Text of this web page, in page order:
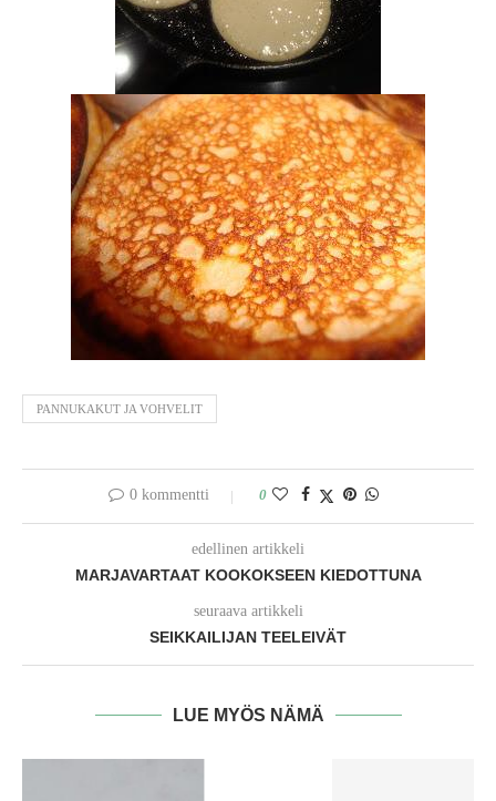
PANNUKAKUT JA VOHVELIT
0 kommentti 0
edellinen artikkeli
MARJAVARTAAT KOOKOKSEEN KIEDOTTUNA
seuraava artikkeli
SEIKKAILIJAN TEELEIVÄT
LUE MYÖS NÄMÄ